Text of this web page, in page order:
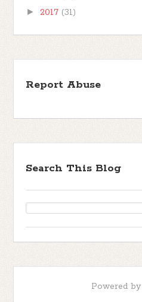
► 2017 (31)
Report Abuse
Search This Blog
Powered by